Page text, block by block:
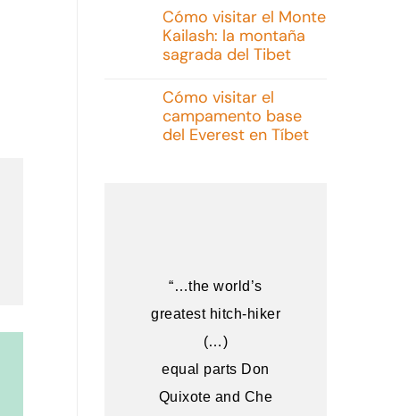
hay
comentarios
en
Excursiones
en
y
opciones
Cómo visitar el Monte
Kailash: la montaña
sagrada del Tibet
hay
comentarios
en
Cómo
visitar
Cómo visitar el
campamento base
del Everest en Tíbet
Everest
Tíbet
“…the world’s
greatest hitch-hiker
(…)
equal parts Don
Quixote and Che